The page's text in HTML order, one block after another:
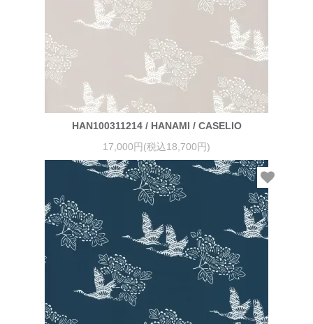
HAN100311214 / HANAMI / CASELIO
17,000円(税込18,700円)